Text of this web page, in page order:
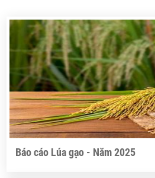
Báo cáo Lúa gạo - Năm 2025